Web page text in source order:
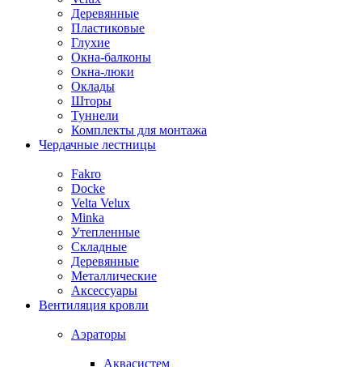
Деревянные
Пластиковые
Глухие
Окна-балконы
Окна-люки
Оклады
Шторы
Туннели
Комплекты для монтажа
Чердачные лестницы
Fakro
Docke
Velta Velux
Minka
Утепленные
Складные
Деревянные
Металлические
Аксессуары
Вентиляция кровли
Аэраторы
Аквасистем